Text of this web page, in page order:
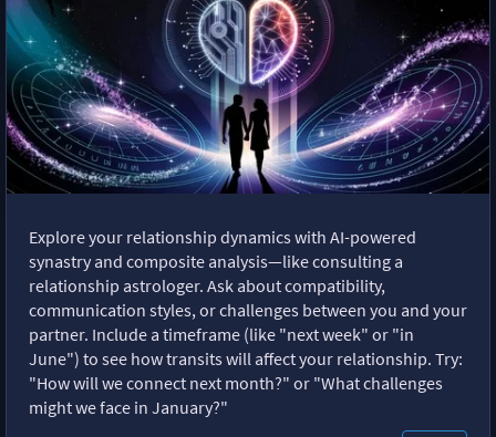
Explore your relationship dynamics with AI-powered
synastry and composite analysis—like consulting a
relationship astrologer. Ask about compatibility,
communication styles, or challenges between you and your
partner. Include a timeframe (like "next week" or "in
June") to see how transits will affect your relationship. Try:
"How will we connect next month?" or "What challenges
might we face in January?"